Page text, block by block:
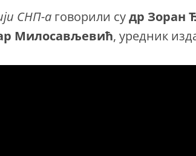
СНП-а говорили судр Зоран
Милосављевић, уредник